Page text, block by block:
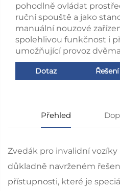
pohodlně ovládat
ruční spouště a jako
manuální nouzové
spolehlivou funkčnost i
umožňující provoz
Dotaz Řešení
Přehled
Zvedák pro invalidní vozíky
důkladně navrženém
přístupnosti, které je